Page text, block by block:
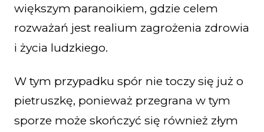
większym paranoikiem, gdzie celem
rozważań jest realium zagrożenia zdrowia
i życia ludzkiego.
W tym przypadku spór nie toczy się już o
pietruszkę, ponieważ przegrana w tym
sporze może skończyć się również złym